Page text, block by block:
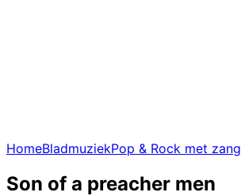
HomeBladmuziekPop & Rock met zang
Son of a preacher men